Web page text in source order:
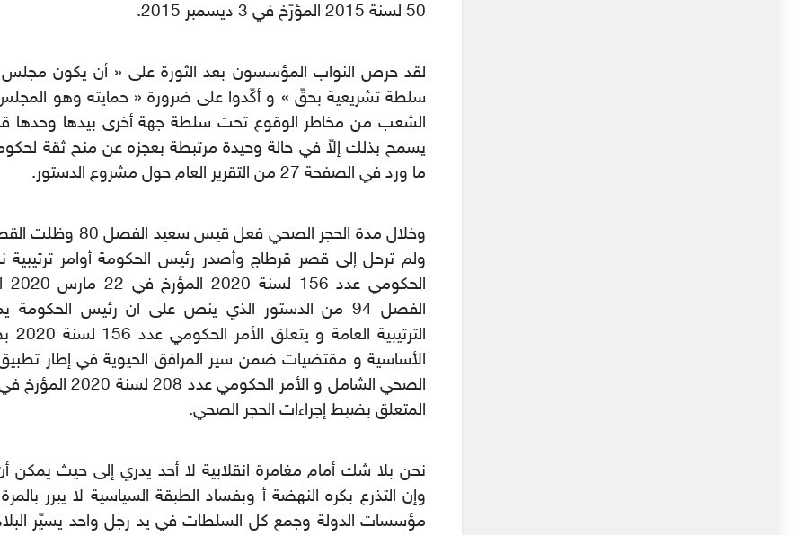
50 لسنة 2015 المؤرّخ في 3 ديسمبر 2015.
لقد حرص النواب المؤسسون بعد الثورة على « أن يكون
سلطة تشريعية بحقّ » و أكّدوا على ضرورة « حمايته وهو
الشعب من مخاطر الوقوع تحت سلطة جهة أخرى بيدها وحدها
يسمح بذلك إلاّ في حالة وحيدة مرتبطة بعجزه عن منح ثقة
ما ورد في الصفحة 27 من التقرير العام حول مشروع الدستور.
وخلال مدة الحجر الصحي فعل
ولم ترحل إلى قصر قرطاج وأصدر رئيس الحكومة أوامر ترتيبية
الفصل 94 من الدستور الذي ينص على ان رئيس
الأساسية و مقتضيات ضمن سير المرافق الحيوية في إطار تطبيق
المتعلق بضبط إجراءات الحجر الصحي.
نحن بلا شك أمام مغامرة انقلابية لا أحد يدري إلى حيث يمكن
وإن التذرع بكره النهضة أ وبفساد الطبقة السياسية لا يبرر
مؤسسات الدولة وجمع كل السلطات في يد رجل واحد يسيّر